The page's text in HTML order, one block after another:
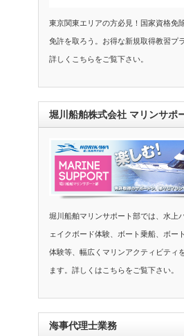
東京関東エリアの方必見！国家資格免
免許を取ろう。お得な新規取得教習プ
詳しくこちらをご覧下さい。
堀川船舶株式会社 マリンサポ
堀川船舶マリンサポート部では、水上
ェイクボード体験、ボート乗船、ボー
体験等、幅広くマリンアクティビティ
ます。詳しくはこちらをご覧下さい。
海事代理士業務